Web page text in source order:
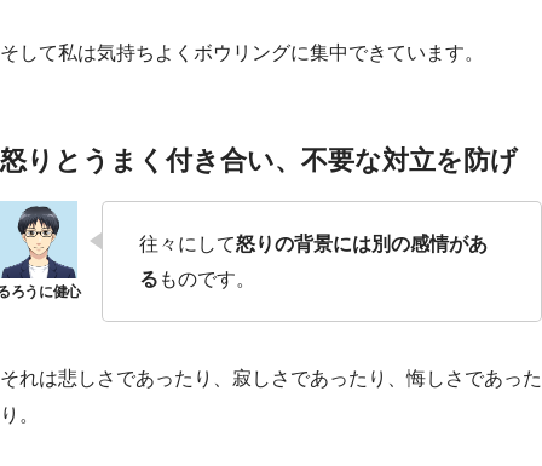
そして私は気持ちよくボウリングに集中できています。
怒りとうまく付き合い、不要な対立を防げ
往々にして怒りの背景には別の感情があ
る ものです。
それは悲しさであったり、寂しさであったり、悔しさであった
り。